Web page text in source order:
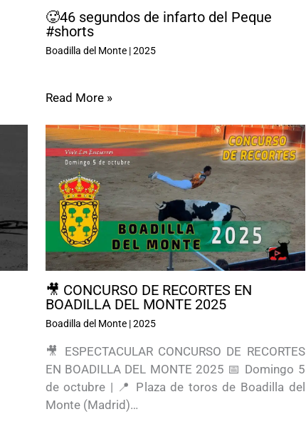
🥵46 segundos de infarto del Peque
#shorts
Boadilla del Monte|2025
Read More »
🎥 CONCURSO DE RECORTES EN
BOADILLA DEL MONTE 2025
Boadilla del Monte|2025
🎥 ESPECTACULAR CONCURSO DE RECORTES
EN BOADILLA DEL MONTE 2025 📅 Domingo 5
de octubre | 📍 Plaza de toros de Boadilla del
Monte (Madrid)…